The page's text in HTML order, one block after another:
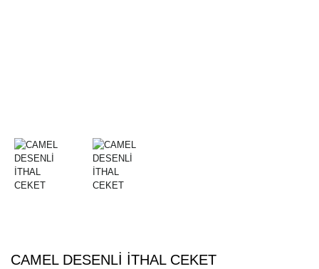
CAMEL DESENLİ İTHAL CEKET